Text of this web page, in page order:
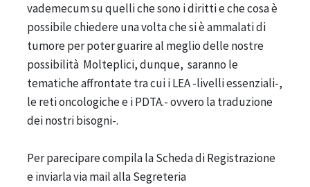
vademecum su quelli che sono i diritti e che cosa è
possibile chiedere una volta che si è ammalati di
tumore per poter guarire al meglio delle nostre
possibilità Molteplici, dunque, saranno le
tematiche affrontate tra cui i LEA -livelli essenziali-,
le reti oncologiche e i PDTA.- ovvero la traduzione
dei nostri bisogni-.
Per parecipare compila la Scheda di Registrazione
e inviarla via mail alla Segreteria